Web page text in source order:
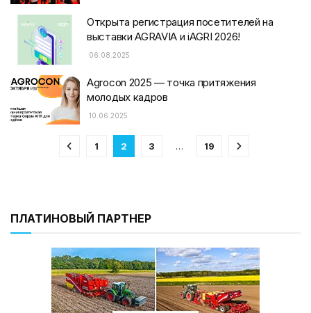
Открыта регистрация посетителей на
выставки AGRAVIA и iAGRI 2026!
06.08.2025
Agrocon 2025 — точка притяжения
молодых кадров
10.06.2025
1 2 3 … 19
ПЛАТИНОВЫЙ ПАРТНЕР